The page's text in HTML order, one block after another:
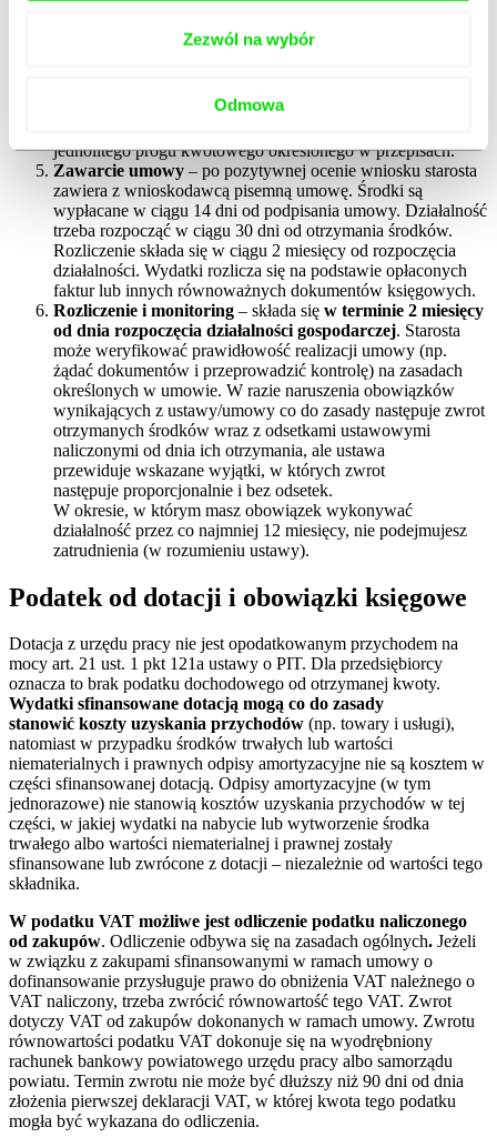
Zezwól na wybór
Odmowa
zabezpieczenia zwrotu środków, ale wybór i ocena
zabezpieczenia zależą od warunków ustalonych przez starostę
do poręczenia, np. poprzez dochody) wynikają z regulaminu
jednolitego progu kwotowego określonego w przepisach.
Zawarcie umowy – po pozytywnej ocenie wniosku starosta
zawiera z wnioskodawcą pisemną umowę. Środki są
wypłacane w ciągu 14 dni od podpisania umowy. Działalność
trzeba rozpocząć w ciągu 30 dni od otrzymania środków.
Rozliczenie składa się w ciągu 2 miesięcy od rozpoczęcia
działalności. Wydatki rozlicza się na podstawie opłaconych
faktur lub innych równoważnych dokumentów księgowych.
Rozliczenie i monitoring – składa się w terminie 2 miesięcy
od dnia rozpoczęcia działalności gospodarczej. Starosta
może weryfikować prawidłowość realizacji umowy (np.
żądać dokumentów i przeprowadzić kontrolę) na zasadach
określonych w umowie. W razie naruszenia obowiązków
wynikających z ustawy/umowy co do zasady następuje zwrot
otrzymanych środków wraz z odsetkami ustawowymi
naliczonymi od dnia ich otrzymania, ale ustawa
przewiduje wskazane wyjątki, w których zwrot
następuje proporcjonalnie i bez odsetek.
W okresie, w którym masz obowiązek wykonywać
działalność przez co najmniej 12 miesięcy, nie podejmujesz
zatrudnienia (w rozumieniu ustawy).
Podatek od dotacji i obowiązki księgowe
Dotacja z urzędu pracy nie jest opodatkowanym przychodem na
mocy art. 21 ust. 1 pkt 121a ustawy o PIT. Dla przedsiębiorcy
oznacza to brak podatku dochodowego od otrzymanej kwoty.
Wydatki sfinansowane dotacją mogą co do zasady
stanowić koszty uzyskania przychodów (np. towary i usługi),
natomiast w przypadku środków trwałych lub wartości
niematerialnych i prawnych odpisy amortyzacyjne nie są kosztem w
części sfinansowanej dotacją. Odpisy amortyzacyjne (w tym
jednorazowe) nie stanowią kosztów uzyskania przychodów w tej
części, w jakiej wydatki na nabycie lub wytworzenie środka
trwałego albo wartości niematerialnej i prawnej zostały
sfinansowane lub zwrócone z dotacji – niezależnie od wartości tego
składnika.
W podatku VAT możliwe jest odliczenie podatku naliczonego
od zakupów. Odliczenie odbywa się na zasadach ogólnych. Jeżeli
w związku z zakupami sfinansowanymi w ramach umowy o
dofinansowanie przysługuje prawo do obniżenia VAT należnego o
VAT naliczony, trzeba zwrócić równowartość tego VAT. Zwrot
dotyczy VAT od zakupów dokonanych w ramach umowy. Zwrotu
równowartości podatku VAT dokonuje się na wyodrębniony
rachunek bankowy powiatowego urzędu pracy albo samorządu
powiatu. Termin zwrotu nie może być dłuższy niż 90 dni od dnia
złożenia pierwszej deklaracji VAT, w której kwota tego podatku
mogła być wykazana do odliczenia.